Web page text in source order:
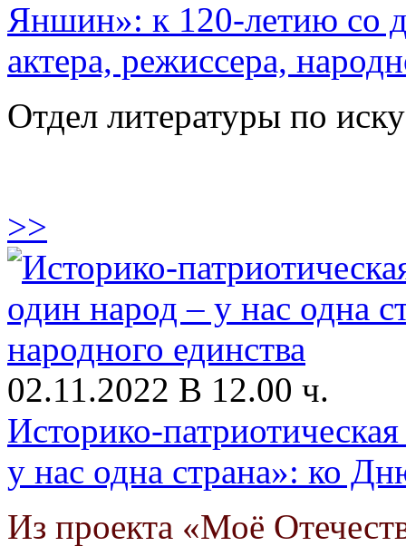
Яншин»: к 120-летию со
актера, режиссера,
Отдел литературы по
>>
02.11.2022 В 12.00 ч.
Историко-
у нас одна страна»: ко
Из проекта «Моё